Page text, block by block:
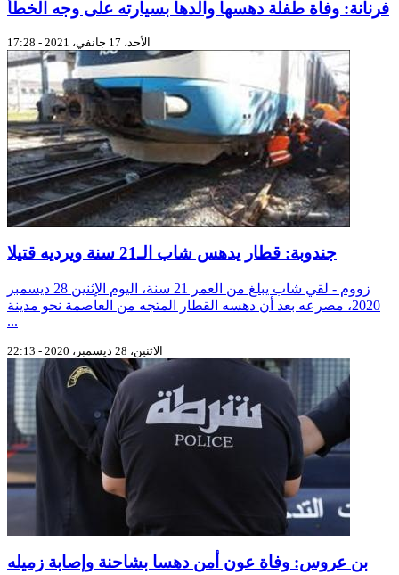
فرنانة: وفاة طفلة دهسها والدها بسيارته على وجه الخطأ
الأحد، 17 جانفي، 2021 - 17:28
جندوبة: قطار يدهس شاب الـ21 سنة ويرديه قتيلا
زووم - لقي شاب يبلغ من العمر 21 سنة، اليوم الإثنين 28 ديسمبر
2020، مصرعه بعد أن دهسه القطار المتجه من العاصمة نحو مدينة
...
الاثنين، 28 ديسمبر، 2020 - 22:13
بن عروس: وفاة عون أمن دهسا بشاحنة وإصابة زميله